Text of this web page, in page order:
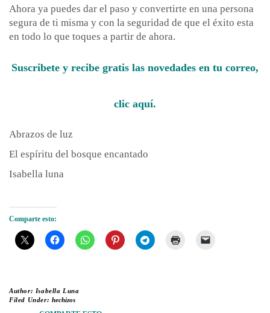
Ahora ya puedes dar el paso y convertirte en una persona
segura de ti misma y con la seguridad de que el éxito esta
en todo lo que toques a partir de ahora.
Suscribete y recibe gratis las novedades en tu correo,
clic aquí.
Abrazos de luz
El espíritu del bosque encantado
Isabella luna
Comparte esto:
Author: Isabella Luna
Filed Under: hechizos